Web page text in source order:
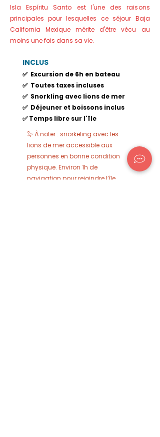
Isla Espíritu Santo est l'une des raisons
principales pour lesquelles ce séjour Baja
California Mexique mérite d'être vécu au
moins une fois dans sa vie.
INCLUS​
✅ Excursion de 6h en bateau
✅ Toutes taxes incluses
✅ Snorkling avec lions de mer
✅ Déjeuner et boissons inclus
✅ Temps libre sur l'île
🦭 À noter : snorkeling avec les
lions de mer accessible aux
personnes en bonne condition
physique. Environ 1h de
navigation pour rejoindre l’île.